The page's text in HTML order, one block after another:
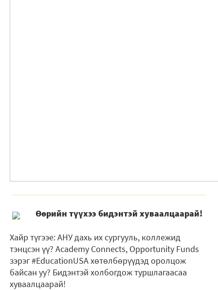
Өөрийн түүхээ бидэнтэй хуваалцаарай!
Хайр түгээе: АНУ дахь их сургууль, коллежид
тэнцсэн үү? Academy Connects, Opportunity Funds
зэрэг #EducationUSA хөтөлбөрүүдэд оролцож
байсан уу? Бидэнтэй холбогдож туршлагаасаа
хуваалцаарай!